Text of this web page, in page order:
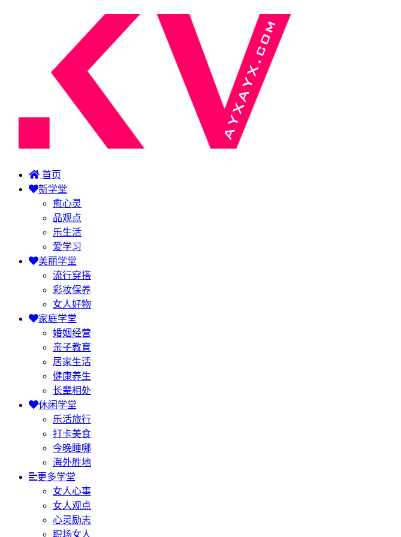
首页
新学堂
愈心灵
品观点
乐生活
爱学习
美丽学堂
流行穿搭
彩妆保养
女人好物
家庭学堂
婚姻经营
亲子教育
居家生活
健康养生
长辈相处
休闲学堂
乐活旅行
打卡美食
今晚睡哪
海外胜地
更多学堂
女人心事
女人观点
心灵励志
职场女人